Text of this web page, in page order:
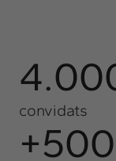
convidats
+500